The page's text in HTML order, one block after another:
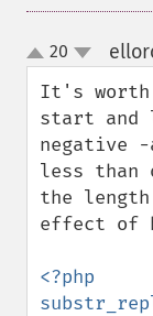
up
down
20
It's worth
start and
negative
less than
the
effect of
<?php